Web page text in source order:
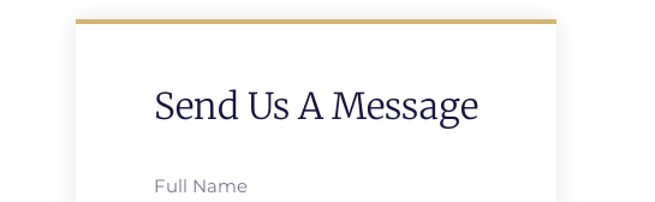
Send Us A Message